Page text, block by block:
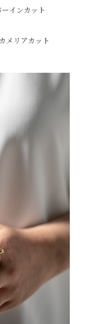
インカット
メリアカット